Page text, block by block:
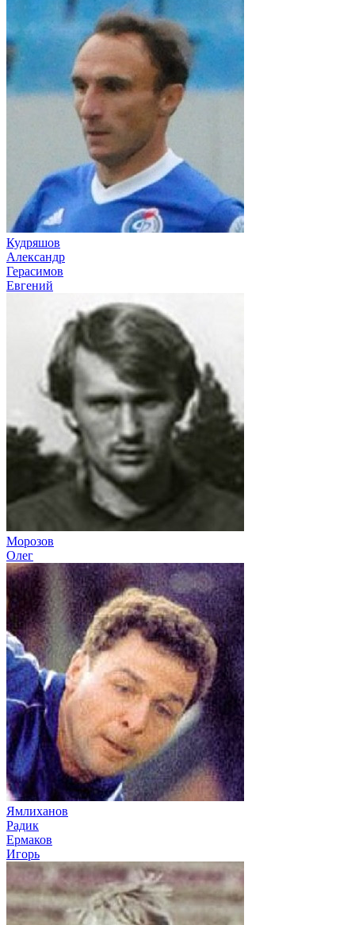
Кудряшов
Александр
Герасимов
Евгений
Морозов
Олег
Ямлиханов
Радик
Ермаков
Игорь